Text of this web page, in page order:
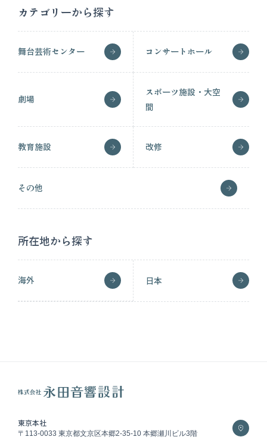
カテゴリーから探す
舞台芸術センター コンサートホール
劇場
スポーツ施設・大空
間
教育施設 改修
その他
所在地から探す
海外 日本
東京本社
〒113-0033 東京都文京区本郷2-35-10 本郷瀬川ビル3階